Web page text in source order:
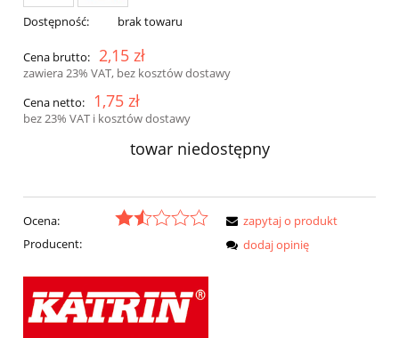
Dostępność: brak towaru
Cena brutto: 2,15 zł
zawiera 23% VAT, bez kosztów dostawy
Cena netto:
1,75 zł
bez 23% VAT i kosztów dostawy
towar niedostępny
Ocena:
Producent:
zapytaj o produkt
dodaj opinię